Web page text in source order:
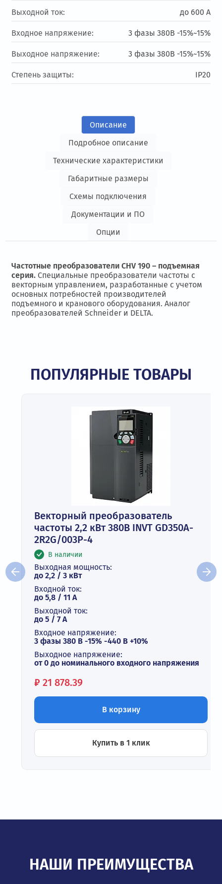
Выходной ток: до 600 А
Входное напряжение: 3 фазы 380В -15%~15%
Выходное напряжение: 3 фазы 380В -15%~15%
Степень защиты: IP20
Описание
Подробное описание
Технические характеристики
Габаритные размеры
Схемы подключения
Документации и ПО
Опции
Частотные преобразователи CHV 190 – подъемная
серия. Специальные преобразователи частоты с
векторным управлением, разработанные с учетом
основных потребностей производителей
подъемного и кранового оборудования. Аналог
преобразователей Schneider и DELTA.
ПОПУЛЯРНЫЕ ТОВАРЫ
Векторный преобразователь
частоты 2,2 кВт 380В INVT GD350A-
2R2G/003P-4
В наличии
Выходная мощность:
до 2,2 / 3 кВт
Входной ток:
до 5,8 / 11 А
Выходной ток:
до 5 / 7 A
Входное напряжение:
3 фазы 380 В -15% -440 В +10%
Выходное напряжение:
от 0 до номинального входного напряжения
Цена:
₽ 21 878.39
В корзину
Купить в 1 клик
НАШИ ПРЕИМУЩЕСТВА